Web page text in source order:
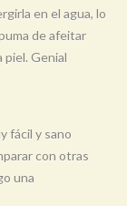
en el agua, lo
de afeitar
piel. Genial
fácil y sano
con otras
una